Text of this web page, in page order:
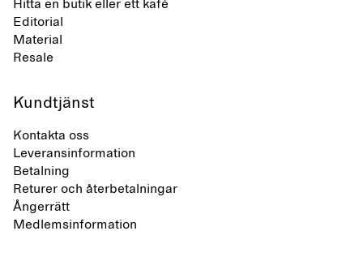
Hitta en butik eller ett kafé
Editorial
Material
Resale
Kundtjänst
Kontakta oss
Leveransinformation
Betalning
Returer och återbetalningar
Ångerrätt
Medlemsinformation